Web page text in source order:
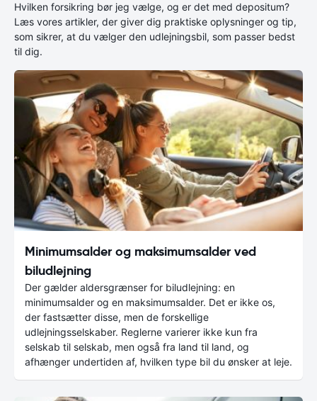
Hvilken forsikring bør jeg vælge, og er det med depositum?
Læs vores artikler, der giver dig praktiske oplysninger og tip,
som sikrer, at du vælger den udlejningsbil, som passer bedst
til dig.
Minimumsalder og maksimumsalder ved
biludlejning
Der gælder aldersgrænser for biludlejning: en
minimumsalder og en maksimumsalder. Det er ikke os,
der fastsætter disse, men de forskellige
udlejningsselskaber. Reglerne varierer ikke kun fra
selskab til selskab, men også fra land til land, og
afhænger undertiden af, hvilken type bil du ønsker at leje.